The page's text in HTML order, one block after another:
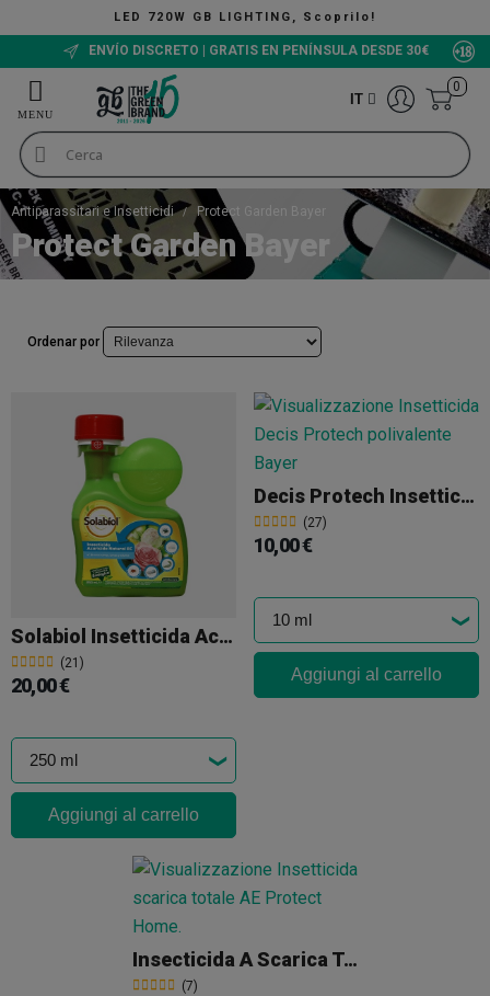
LED 720W GB LIGHTING, Scoprilo!
ENVÍO DISCRETO | GRATIS EN PENÍNSULA DESDE 30€
IT
0
Antiparassitari e Insetticidi Protect Garden Bayer
Protect Garden Bayer
Ordenar por
Solabiol Insetticida Acaricida Naturale
(21)
20,00 €
Aggiungi al carrello
Decis Protech Insetticida Polivalente
(27)
10,00 €
Aggiungi al carrello
Insecticida A Scarica Totale AE
(7)